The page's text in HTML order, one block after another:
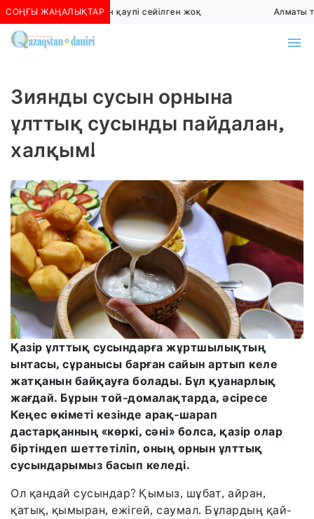
СОҢҒЫ ЖАҢАЛЫҚТАР
Алматыда көшкін қаупі сейілген жоқ Алматы
Зиянды сусын орнына
ұлттық сусынды пайдалан,
халқым!
Қазір ұлттық сусындарға жұртшылықтың
ынтасы, сұранысы барған сайын артып келе
жатқанын байқауға болады. Бұл қуанарлық
жағдай. Бұрын той-домалақтарда, әсіресе
Кеңес өкіметі кезінде арақ-шарап
дастарқанның «көркі, сәні» болса, қазір олар
біртіндеп шеттетіліп, оның орнын ұлттық
сусындарымыз басып келеді.
Ол қандай сусындар? Қымыз, шұбат, айран,
қатық, қымыран, ежігей, саумал. Бұлардың қай-